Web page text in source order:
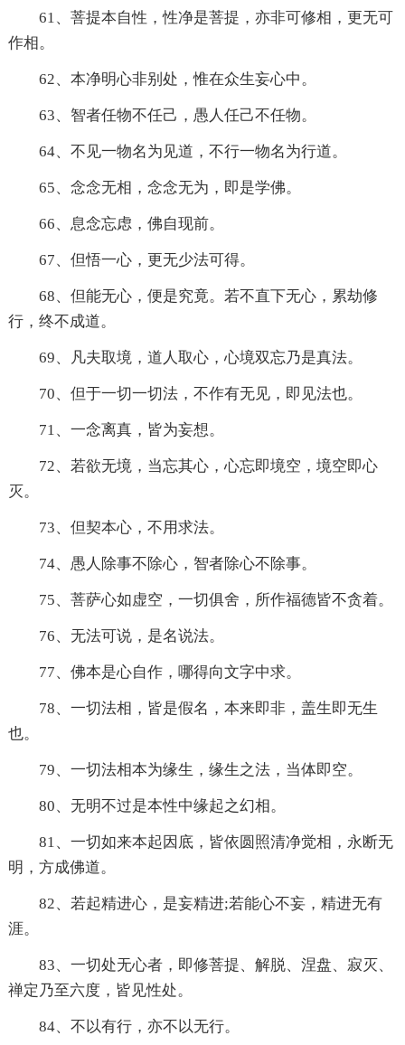
61、菩提本自性，性净是菩提，亦非可修相，更无可
作相。
62、本净明心非别处，惟在众生妄心中。
63、智者任物不任己，愚人任己不任物。
64、不见一物名为见道，不行一物名为行道。
65、念念无相，念念无为，即是学佛。
66、息念忘虑，佛自现前。
67、但悟一心，更无少法可得。
68、但能无心，便是究竟。若不直下无心，累劫修
行，终不成道。
69、凡夫取境，道人取心，心境双忘乃是真法。
70、但于一切一切法，不作有无见，即见法也。
71、一念离真，皆为妄想。
72、若欲无境，当忘其心，心忘即境空，境空即心
灭。
73、但契本心，不用求法。
74、愚人除事不除心，智者除心不除事。
75、菩萨心如虚空，一切俱舍，所作福德皆不贪着。
76、无法可说，是名说法。
77、佛本是心自作，哪得向文字中求。
78、一切法相，皆是假名，本来即非，盖生即无生
也。
79、一切法相本为缘生，缘生之法，当体即空。
80、无明不过是本性中缘起之幻相。
81、一切如来本起因底，皆依圆照清净觉相，永断无
明，方成佛道。
82、若起精进心，是妄精进;若能心不妄，精进无有
涯。
83、一切处无心者，即修菩提、解脱、涅盘、寂灭、
禅定乃至六度，皆见性处。
84、不以有行，亦不以无行。